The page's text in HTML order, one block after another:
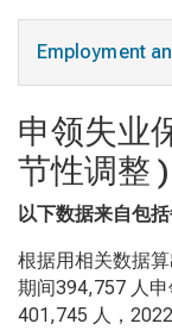
Employment
申领失业
节性调整 )
以下数据来自包括
根据用相关数据
期间394,757 人
401,745 人， 2022